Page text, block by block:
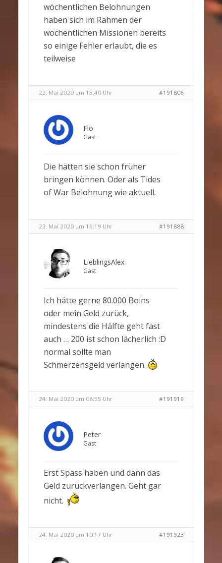
wöchentlichen Belohnungen
haben sich im Rahmen der
wöchentlichen Missionen bereits
so einige Fehler erlaubt, die es
teilweise
22. Mai 2020 um 15:40 Uhr #191806
Flo
Gast
Die hätten sie schon früher
bringen können. Oder als Tides
of War Belohnung wie aktuell.
23. Mai 2020 um 16:19 Uhr #191888
LieblingsAlex
Gast
Ich hätte gerne 80.000 Boins
oder mein Geld zurück,
mindestens die Hälfte geht fast
auch … 200 ist schon lächerlich :D
normal sollte man
Schmerzensgeld verlangen.
24. Mai 2020 um 08:55 Uhr #191919
Peter
Gast
Erst Spass haben und dann das
Geld zurückverlangen. Geht gar
nicht.
24. Mai 2020 um 10:17 Uhr #191923